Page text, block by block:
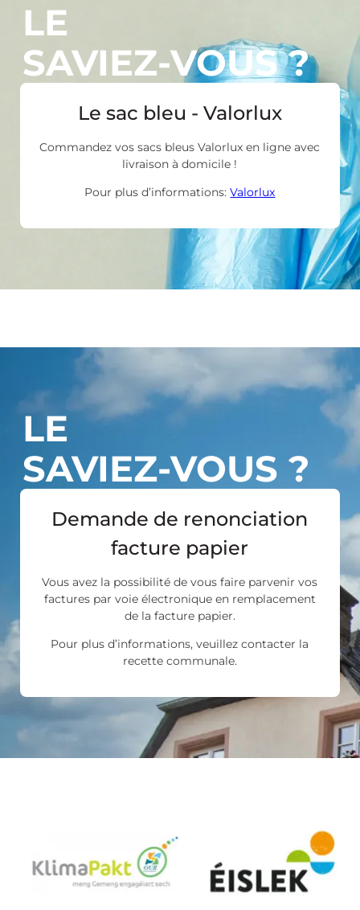
Le sac bleu - Valorlux
Commandez vos sacs bleus Valorlux en ligne avec
livraison à domicile !
Pour plus d’informations:Valorlux
LE
SAVIEZ-VOUS ?
Demande de renonciation
facture papier
Vous avez la possibilité de vous faire parvenir vos
factures par voie électronique en remplacement
de la facture papier.
Pour plus d’informations, veuillez contacter la
recette communale.
LE
SAVIEZ-VOUS ?
Les